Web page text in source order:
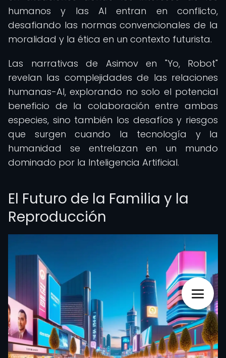
humanos y las AI entran en conflicto,
desafiando las normas convencionales de la
moralidad y la ética en un contexto futurista.
Las narrativas de Asimov en "Yo, Robot"
revelan las complejidades de las relaciones
humanas-AI, explorando no solo el potencial
beneficio de la colaboración entre ambas
especies, sino también los desafíos y riesgos
que surgen cuando la tecnología y la
humanidad se entrelazan en un mundo
dominado por la Inteligencia Artificial.
El Futuro de la Familia y la
Reproducción